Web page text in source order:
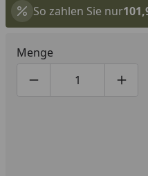
So zahlen Sie nur
Menge
Produktmenge um